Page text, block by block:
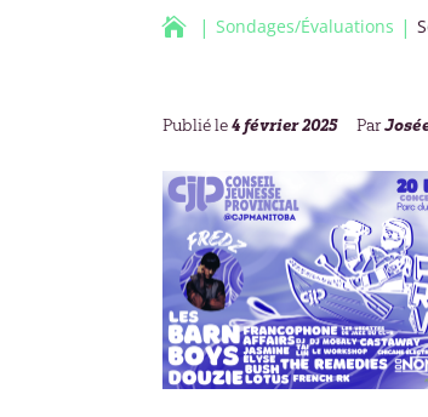
 Sondages/Évaluations
Publié le4 février 2025 Par